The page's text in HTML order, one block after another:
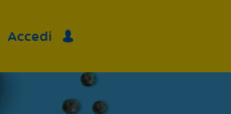
Accedi